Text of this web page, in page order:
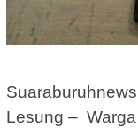
Lesung –